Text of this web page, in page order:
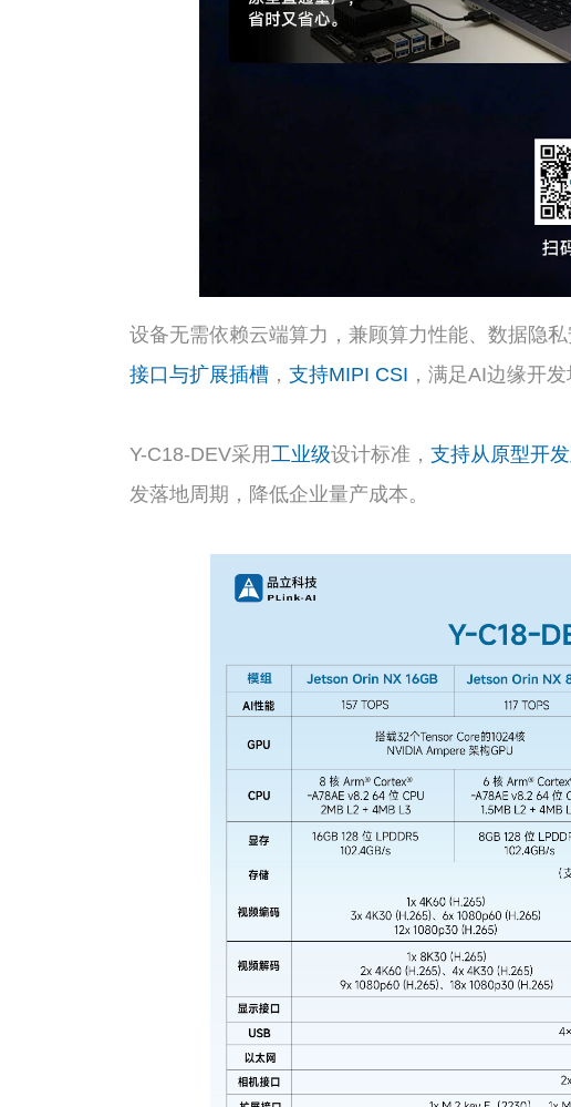
设备无需依赖云端算力，兼顾算力性能、数据隐私
接口与扩展插槽 ， 支持MIPI CSI ，满足AI边缘开
Y-C18-DEV采用工业级设计标准， 支持从原型开
发落地周期，降低企业量产成本。